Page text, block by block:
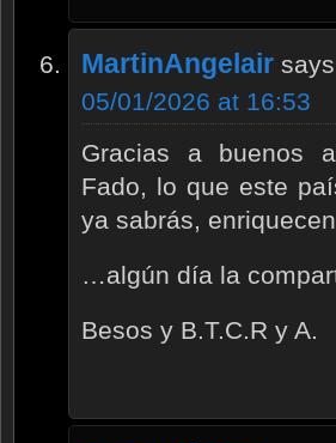
MartinAngelair
05/01/2026 at 16:53
Gracias a buenos
Fado, lo que este
ya sabrás,
…algún día la
Besos y B.T.C.R y A.